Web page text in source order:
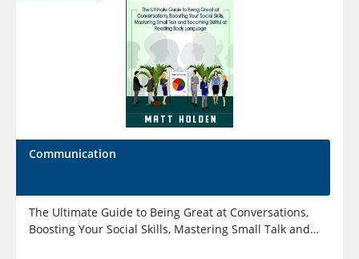
Communication
The Ultimate Guide to Being Great at Conversations,
Boosting Your Social Skills, Mastering Small Talk and